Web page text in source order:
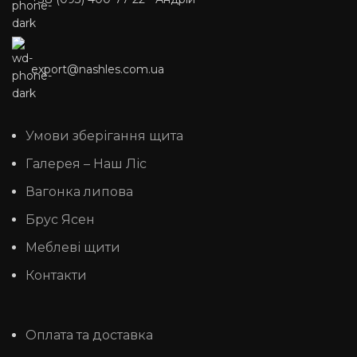
export@nashles.com.ua
Умови зберігання щита
Галерея – Наш Ліс
Вагонка липова
Брус Ясен
Меблеві щити
Контакти
Оплата та доставка